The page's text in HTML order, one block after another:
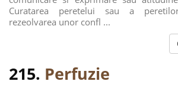
Curatarea peretelui sau a
rezeolvarea unor confl ...
215. Perfuzie